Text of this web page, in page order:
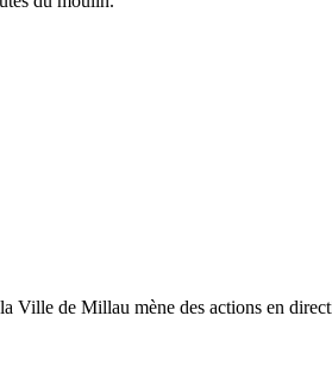
de Millau mène des actions en